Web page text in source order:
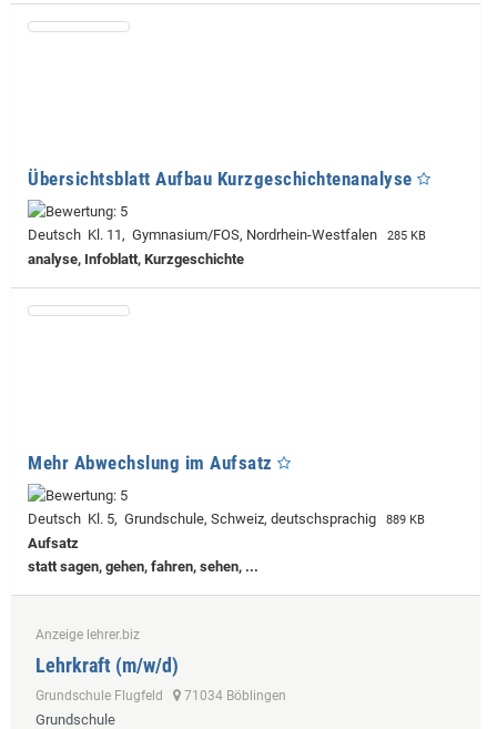
Übersichtsblatt Aufbau Kurzgeschichtenanalyse
Deutsch Kl. 11, Gymnasium/FOS, Nordrhein-Westfalen 285 KB
analyse, Infoblatt, Kurzgeschichte
Mehr Abwechslung im Aufsatz
Deutsch Kl. 5, Grundschule, Schweiz, deutschsprachig 889 KB
Aufsatz
statt sagen, gehen, fahren, sehen, ...
Anzeige lehrer.biz
Lehrkraft (m/w/d)
Grundschule Flugfeld 71034 Böblingen
Grundschule